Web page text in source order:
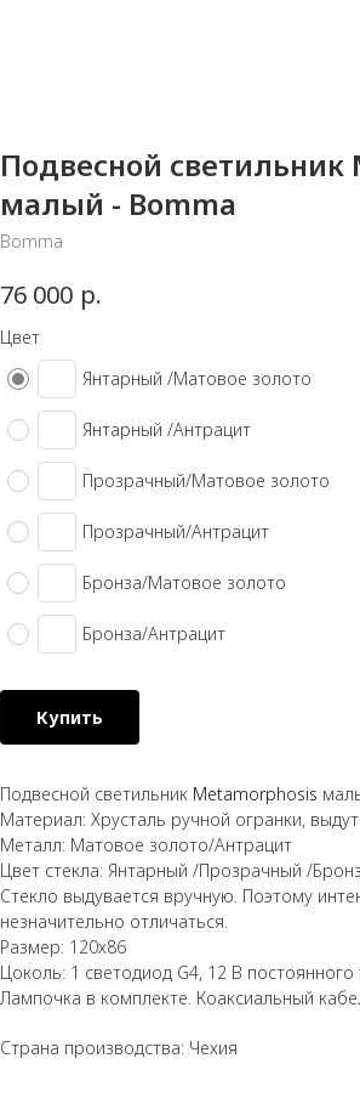
Подвесной
малый - Bomma
Bomma
76 000 р.
Цвет
Янтарный /Матовое золото
Янтарный /Антрацит
Прозрачный/Матовое золото
Прозрачный/Антрацит
Бронза/Матовое золото
Бронза/Антрацит
Купить
Подвесной светильник Мetamorphosis
Материал: Хрусталь ручной огранки,
Металл: Матовое золото/Антрацит
Цвет стекла: Янтарный /Прозрачный /
Стекло выдувается вручную. Поэтому
незначительно отличаться.
Размер: 120х86
Цоколь: 1 светодиод G4, 12 В постоянного
Лампочка в комплекте. Коаксиальный
Страна производства: Чехия